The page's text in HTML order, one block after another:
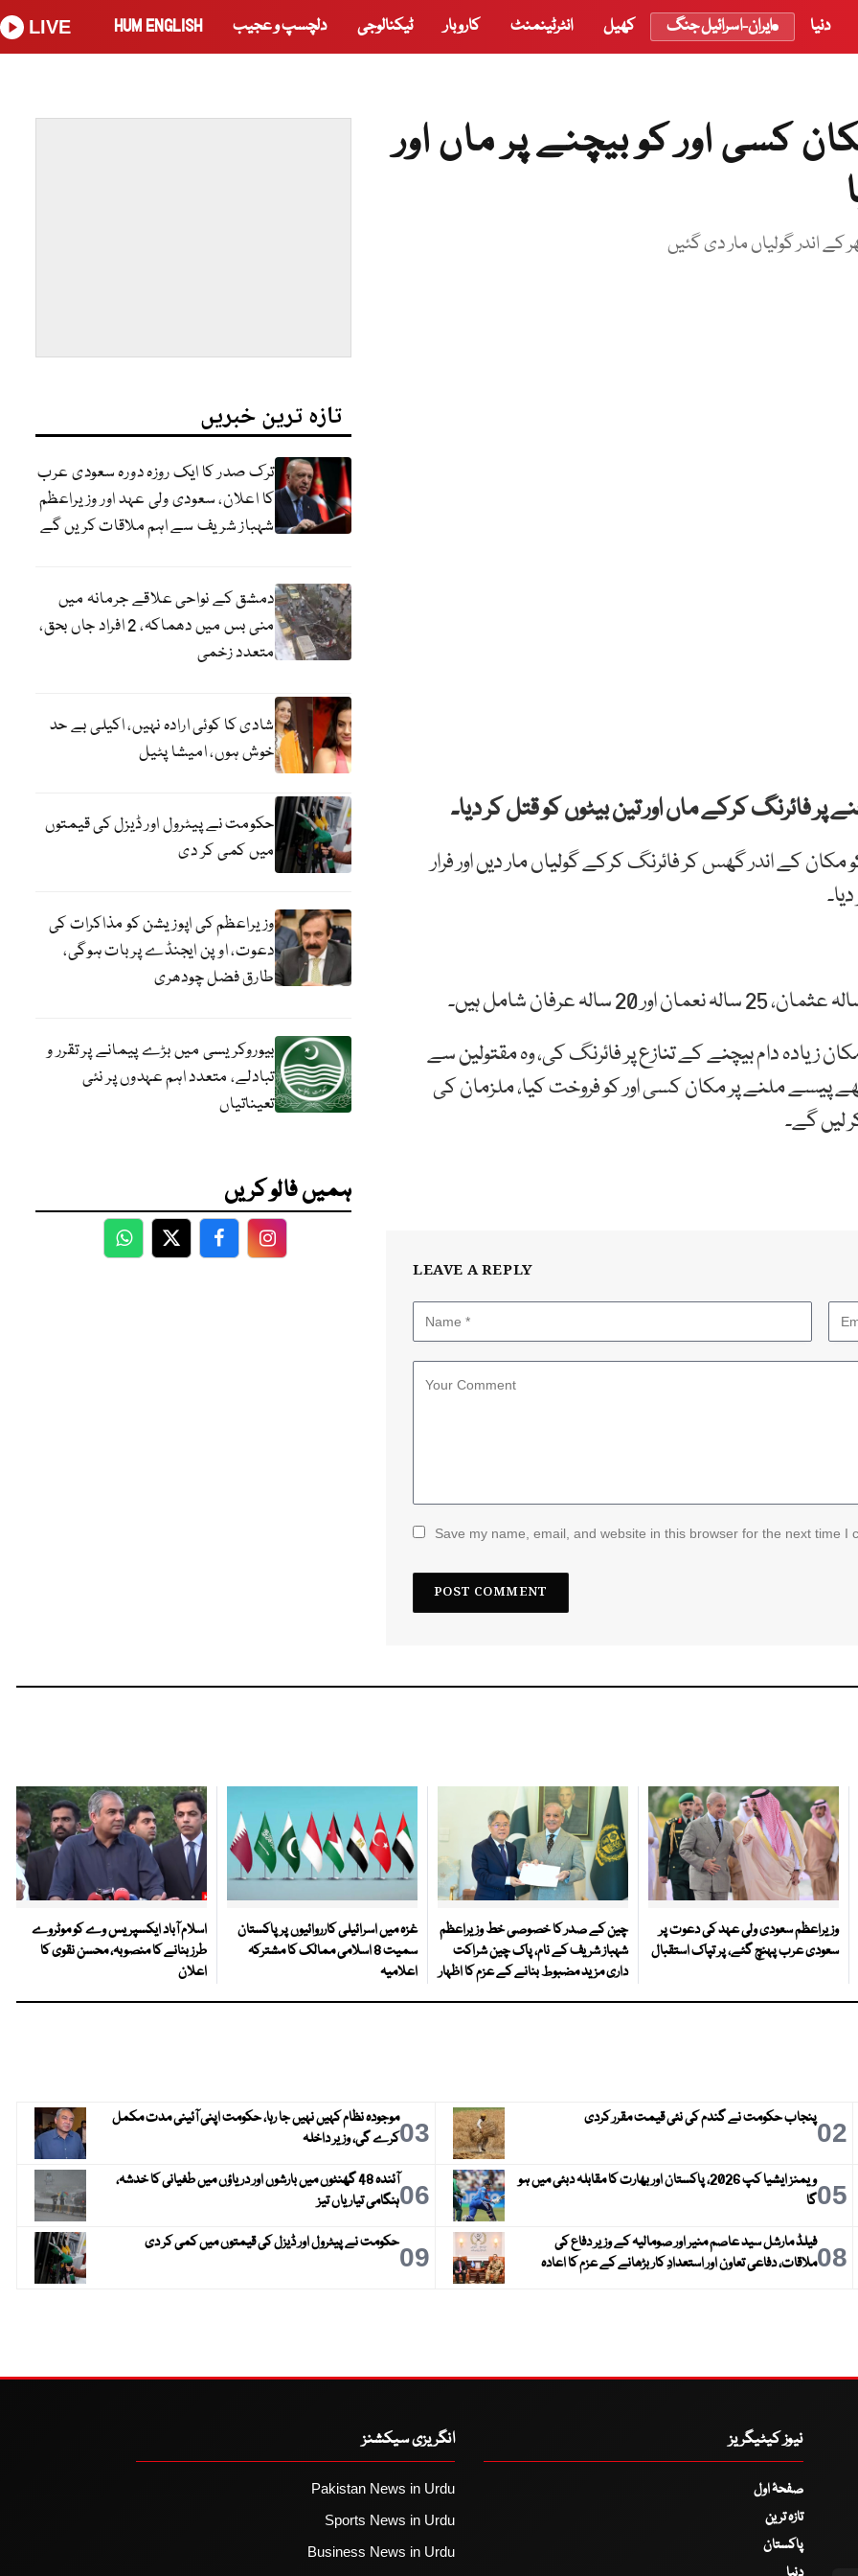
دنیا ایران-اسرائیل جنگ کھیل انٹرٹینمنٹ کاروبار ٹیکنالوجی دلچسپ و عجیب HUM ENGLISH
LIVE
کسی اور کو بیچنے پر ماں اور
اندر گولیاں مار دی گئیں
فائرنگ کرکے ماں اور تین بیٹوں کو قتل کر دیا۔
کے اندر گھس کر فائرنگ کرکے گولیاں مار دیں اور فرار
زیادہ دام بیچنے کے تنازع پر فائرنگ کی، وہ مقتولین سے
پیسے ملنے پر مکان کسی اور کو فروخت کیا، ملزمان کی
لیں گے۔
LEAVE A REPLY
Save my name, email, and website in this browser for the next time I
تازہ ترین خبریں
ترک صدر کا ایک روزہ دورہ سعودی عرب
کا اعلان، سعودی ولی عہد اور وزیراعظم
شہباز شریف سے اہم ملاقات کریں گے
دمشق کے نواحی علاقے جرمانہ میں
منی بس میں دھماکہ، 2 افراد جاں بحق،
متعدد زخمی
شادی کا کوئی ارادہ نہیں، اکیلی بے حد
خوش ہوں، امیشا پٹیل
حکومت نے پیٹرول اور ڈیزل کی قیمتوں
میں کمی کر دی
وزیراعظم کی اپوزیشن کو مذاکرات کی
دعوت، اوپن ایجنڈے پر بات ہوگی،
طارق فضل چودھری
بیوروکریسی میں بڑے پیمانے پر تقرر و
تبادلے، متعدد اہم عہدوں پر نئی
تعیناتیاں
ہمیں فالو کریں
WhatsApp
TwitterFacebookFacebook
وزیراعظم سعودی ولی عہد کی دعوت پر
سعودی عرب پہنچ گئے، پر تپاک استقبال
چین کے صدر کا خصوصی خط وزیراعظم
شہباز شریف کے نام، پاک چین شراکت
داری مزید مضبوط بنانے کے عزم کا اظہار
غزہ میں اسرائیلی کارروائیوں پر پاکستان
سمیت 8 اسلامی ممالک کا مشترکہ
اعلامیہ
اسلام آباد ایکسپریس وے کو موٹروے
طرز بنانے کا منصوبہ، محسن نقوی کا
اعلان
02پنجاب حکومت نے گندم کی نئی قیمت مقرر کردی 03موجودہ نظام کہیں نہیں جا رہا، حکومت اپنی آئینی مدت مکمل
کرے گی، وزیر داخلہ
05
ویمنز ایشیا کپ 2026، پاکستان اور بھارت کا مقابلہ دبئی میں ہو
گا
06
آئندہ 48 گھنٹوں میں بارشوں اور دریاؤں میں طغیانی کا خدشہ،
ہنگامی تیاریاں تیز
08فیلڈ مارشل سید عاصم منیر اور صومالیہ کے وزیر دفاع کی
ملاقات، دفاعی تعاون اور استعدادِ کار بڑھانے کے عزم کا اعادہ
09حکومت نے پیٹرول اور ڈیزل کی قیمتوں میں کمی کر دی
نیوز کیٹیگریز
صفحۂ اول
تازہ ترین
پاکستان
انگریزی سیکشنز
Pakistan News in Urdu
Sports News in Urdu
Business News in Urdu